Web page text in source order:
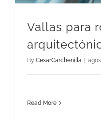
Vallas para
By CesarCarchenilla
Read More